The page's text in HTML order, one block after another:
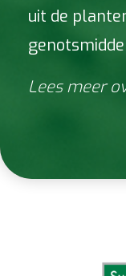
uit de
Lees meer